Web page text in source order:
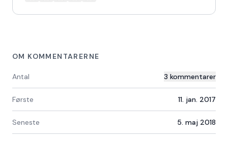
OM KOMMENTARERNE
Antal 3 kommentarer
Første 11. jan. 2017
Seneste 5. maj 2018